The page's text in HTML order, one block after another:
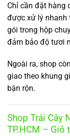
Chỉ cần đặt hàng
được xử lý nhanh
gói trong hộp
đảm bảo độ tươi
Ngoài ra, shop
giao theo khung
bận rộn.
Shop Trái Cây
TP.HCM – Giỏ